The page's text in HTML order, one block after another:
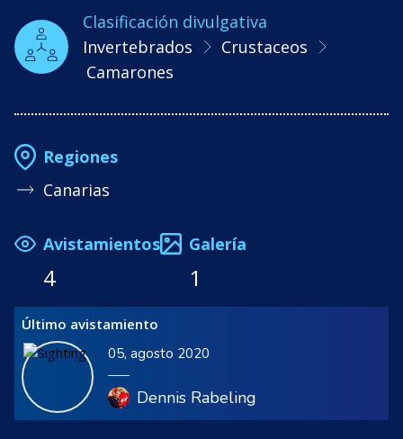
Clasificación divulgativa
Invertebrados
Crustaceos
Camarones
Regiones
Canarias
Avistamientos
4
Galería
1
Último avistamiento
05, agosto 2020
Dennis Rabeling